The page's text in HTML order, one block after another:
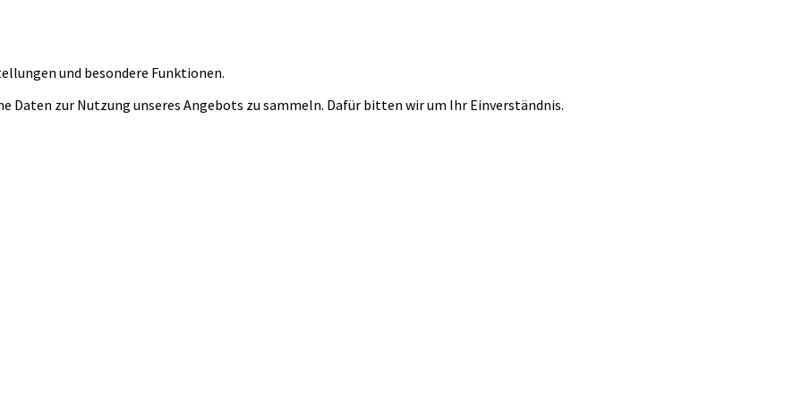
und besondere Funktionen.
Daten zur Nutzung unseres Angebots zu sammeln. Dafür bitten wir um Ihr Einverständnis.